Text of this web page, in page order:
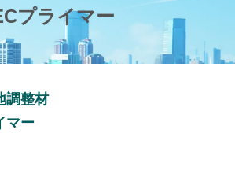
プライマー
調整材
マー